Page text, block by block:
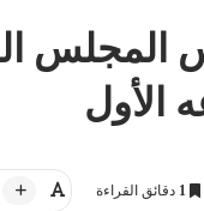
المجلس
الأول
1 دقائق القراءة